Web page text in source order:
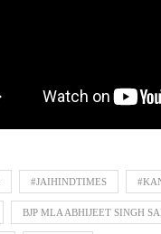
#JAIHINDTIMES
BJP MLA ABHIJEET SINGH